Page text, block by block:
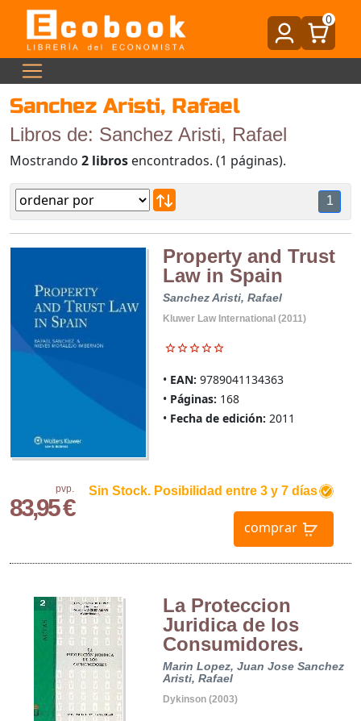
0
Sanchez Aristi, Rafael
Libros de: Sanchez Aristi, Rafael
Mostrando 2 libros encontrados. (1 páginas).
1
Property and Trust
Law in Spain
Sanchez Aristi, Rafael
Kluwer Law International (2011)
EAN: 9789041134363
Páginas: 168
Fecha de edición: 2011
pvp.
83,95 €
Sin Stock. Posibilidad entre 3 y 7 días
comprar
La Proteccion
Juridica de los
Consumidores.
Marin Lopez, Juan Jose Sanchez
Aristi, Rafael
Dykinson (2003)